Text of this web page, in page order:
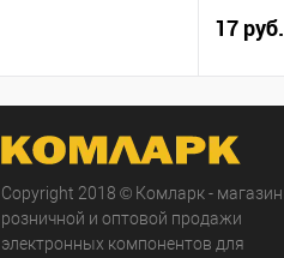
17 руб.
Copyright 2018 © Комларк - магазин
розничной и оптовой продажи
электронных компонентов для